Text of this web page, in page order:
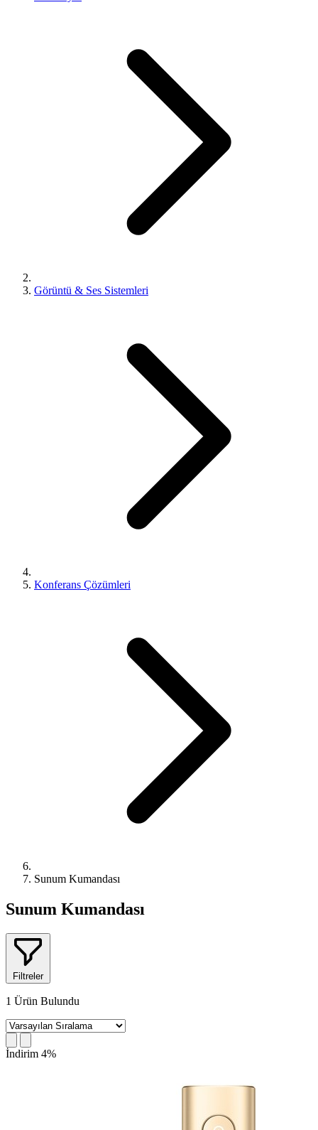
Görüntü & Ses Sistemleri
Konferans Çözümleri
Sunum Kumandası
Sunum Kumandası
Filtreler
1 Ürün Bulundu
İndirim 4%